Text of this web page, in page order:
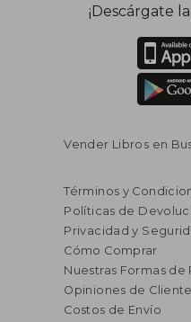
¡Descárgate
Vender Libros en
Términos y
Políticas de
Privacidad y
Cómo Comprar
Nuestras Formas de
Opiniones de
Costos de Envío